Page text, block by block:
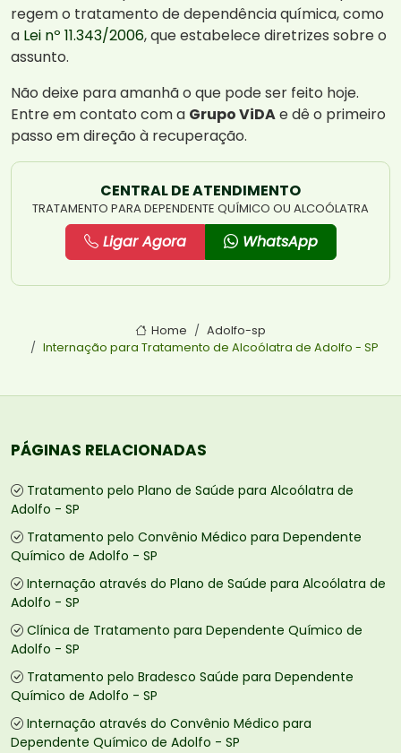
regem o tratamento de dependência química, como
a Lei nº 11.343/2006, que estabelece diretrizes sobre o
assunto.
Não deixe para amanhã o que pode ser feito hoje.
Entre em contato com a Grupo ViDAe dê o primeiro
passo em direção à recuperação.
CENTRAL DE ATENDIMENTO
TRATAMENTO PARA DEPENDENTE QUÍMICO OU ALCOÓLATRA
Ligar Agora WhatsApp
Home
Adolfo-sp
Internação para Tratamento de Alcoólatra de Adolfo - SP
PÁGINAS RELACIONADAS
Tratamento pelo Plano de Saúde para Alcoólatra de
Adolfo - SP
Tratamento pelo Convênio Médico para Dependente
Químico de Adolfo - SP
Internação através do Plano de Saúde para Alcoólatra de
Adolfo - SP
Clínica de Tratamento para Dependente Químico de
Adolfo - SP
Tratamento pelo Bradesco Saúde para Dependente
Químico de Adolfo - SP
Internação através do Convênio Médico para
Dependente Químico de Adolfo - SP